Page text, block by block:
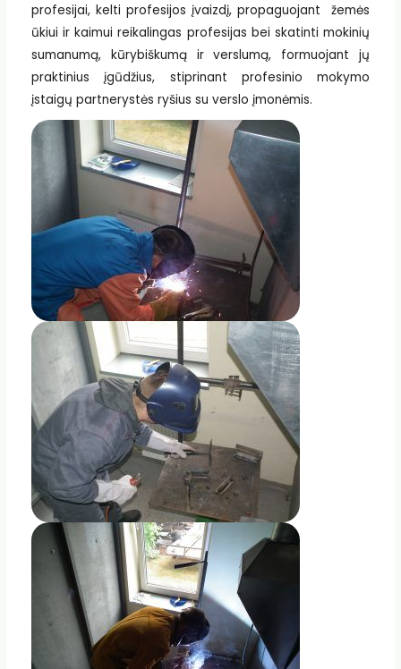
profesijai, kelti profesijos įvaizdį, propaguojant žemės
ūkiui ir kaimui reikalingas profesijas bei skatinti mokinių
sumanumą, kūrybiškumą ir verslumą, formuojant jų
praktinius įgūdžius, stiprinant profesinio mokymo
įstaigų partnerystės ryšius su verslo įmonėmis.